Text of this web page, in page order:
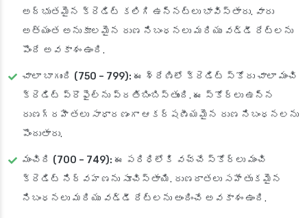
అద్భుతమైన క్రెడిట్ కలిగి ఉన్నట్లు భావిస్తారు. వారు
అత్యంత అనుకూలమైన రుణ నిబంధనలు మరియు వడ్డీ రేట్లను
పొందే అవకాశం ఉంది.
చాలా బాగుంది (750 – 799): ఈ శ్రేణిలో క్రెడిట్ స్కోరు చాలా మంచి
క్రెడిట్ ప్రొఫైల్‌ను ప్రతిబింబిస్తుంది. ఈ స్కోర్‌లు ఉన్న
రుణగ్రహీతలు సాధారణంగా ఆకర్షణీయమైన రుణ నిబంధనలను
పొందుతారు.
మంచిది (700 – 749): ఈ పరిధిలోకి వచ్చే స్కోర్‌లు మంచి
క్రెడిట్ నిర్వహణను సూచిస్తాయి. రుణదాతలు సహేతుకమైన
నిబంధనలు మరియు వడ్డీ రేట్లను అందించే అవకాశం ఉంది.